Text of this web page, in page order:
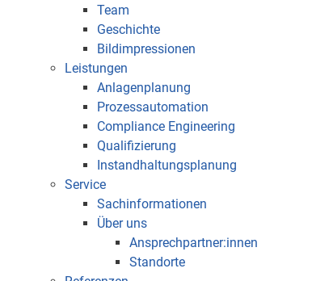
Team
Geschichte
Bildimpressionen
Leistungen
Anlagenplanung
Prozessautomation
Compliance Engineering
Qualifizierung
Instandhaltungsplanung
Service
Sachinformationen
Über uns
Ansprechpartner:innen
Standorte